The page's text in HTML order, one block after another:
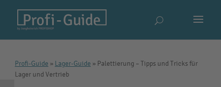
Profi-Guide » Lager-Guide » Palettierung – Tipps und Tricks für
Lager und Vertrieb